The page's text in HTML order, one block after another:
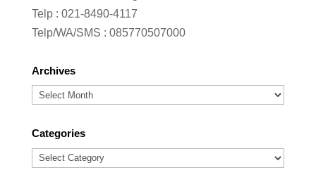
Telp : 021-8490-4117
Telp/WA/SMS : 085770507000
Archives
Archives
Categories
Categories